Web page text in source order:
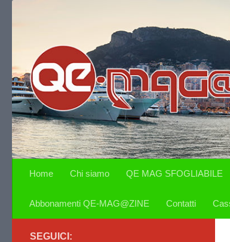
Home Chi siamo QE MAG SFOGLIABILE
Abbonamenti QE-MAG@ZINE Contatti
SEGUICI: